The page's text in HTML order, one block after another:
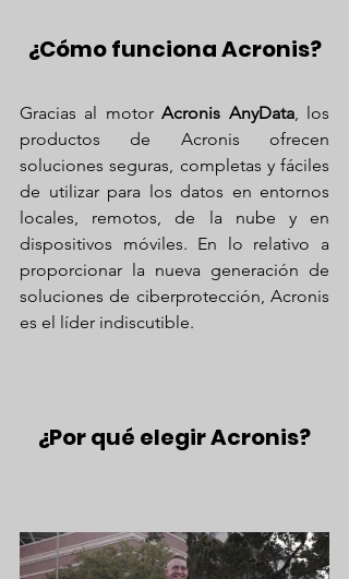
¿Cómo funciona Acronis?
Gracias al motor Acronis AnyData, los
productos de Acronis ofrecen
soluciones seguras, completas y fáciles
de utilizar para los datos en entornos
locales, remotos, de la nube y en
dispositivos móviles. En lo relativo a
proporcionar la nueva generación de
soluciones de ciberprotección, Acronis
es el líder indiscutible.
¿Por qué elegir Acronis?